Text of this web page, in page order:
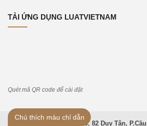
TẢI ỨNG DỤNG LUATVIETNAM
Quét mã QR code để cài đặt
Trụ sở: Tầng 3, Toà nhà IC, 82 Duy Tân,
Chú thích màu chỉ dẫn